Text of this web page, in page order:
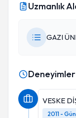
Uzmanlık
GAZI
Deneyimler
VESKE
2011 -